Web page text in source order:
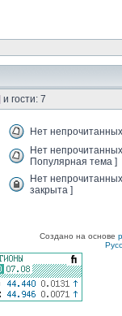
и гости: 7
Нет
Нет
Популярная тема ]
Нет
закрыта ]
Создано на основе